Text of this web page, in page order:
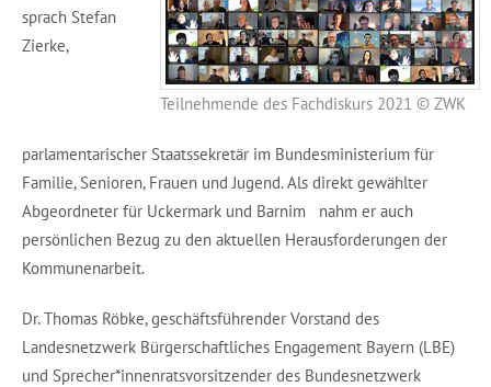
Teilnehmende des Fachdiskurs 2021 © ZWK
sprach Stefan
Zierke,
parlamentarischer Staatssekretär im Bundesministerium für
Familie, Senioren, Frauen und Jugend. Als direkt gewählter
Abgeordneter für Uckermark und Barnim nahm er auch
persönlichen Bezug zu den aktuellen Herausforderungen der
Kommunenarbeit.
Dr. Thomas Röbke, geschäftsführender Vorstand des
Landesnetzwerk Bürgerschaftliches Engagement Bayern (LBE)
und Sprecher*innenratsvorsitzender des Bundesnetzwerk